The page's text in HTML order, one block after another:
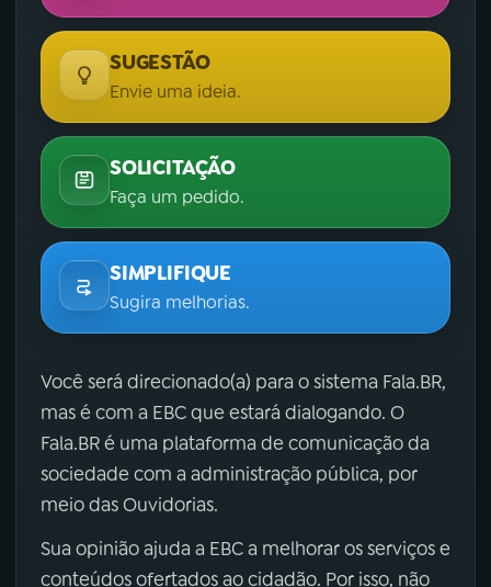
SUGESTÃO
Envie uma ideia.
SOLICITAÇÃO
Faça um pedido.
SIMPLIFIQUE
Sugira melhorias.
Você será direcionado(a) para o sistema Fala.BR,
mas é com a EBC que estará dialogando. O
Fala.BR é uma plataforma de comunicação da
sociedade com a administração pública, por
meio das Ouvidorias.
Sua opinião ajuda a EBC a melhorar os serviços e
conteúdos ofertados ao cidadão. Por isso, não